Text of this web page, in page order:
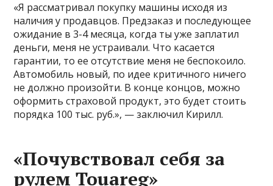
«Я рассматривал покупку машины исходя из
наличия у продавцов. Предзаказ и последующее
ожидание в 3-4 месяца, когда ты уже заплатил
деньги, меня не устраивали. Что касается
гарантии, то ее отсутствие меня не беспокоило.
Автомобиль новый, по идее критичного ничего
не должно произойти. В конце концов, можно
оформить страховой продукт, это будет стоить
порядка 100 тыс. руб.», — заключил Кирилл.
«Почувствовал себя за
рулем Touareg»